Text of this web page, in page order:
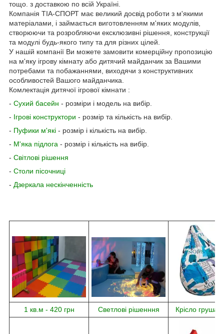
тощо. з доставкою по всій Україні.
Компанія ТІА-СПОРТ має великий досвід роботи з м'якими
матеріалами, і займається виготовленням м'яких модулів,
створюючи та розробляючи ексклюзивні рішення, конструкції
та модулі будь-якого типу та для різних цілей.
У нашій компанії Ви можете замовити комерційну пропозицію
на м'яку ігрову кімнату або дитячий майданчик за Вашими
потребами та побажаннями, виходячи з конструктивних
особливостей Вашого майданчика.
Комлектація дитячої ігрової кімнати :
- Сухий басейн - розміри і модель на вибір.
- Ігрові конструктори - розмір та кількість на вибір.
- Пуфики м'які - ​​розмір і кількість на вибір.
- М'яка підлога - розмір і кількість на вибір.
- Світлові рішення
- Столи пісочниці
- Дзеркала нескінченність
1 кв.м - 420 грн Светлові рішенння Крісло груша